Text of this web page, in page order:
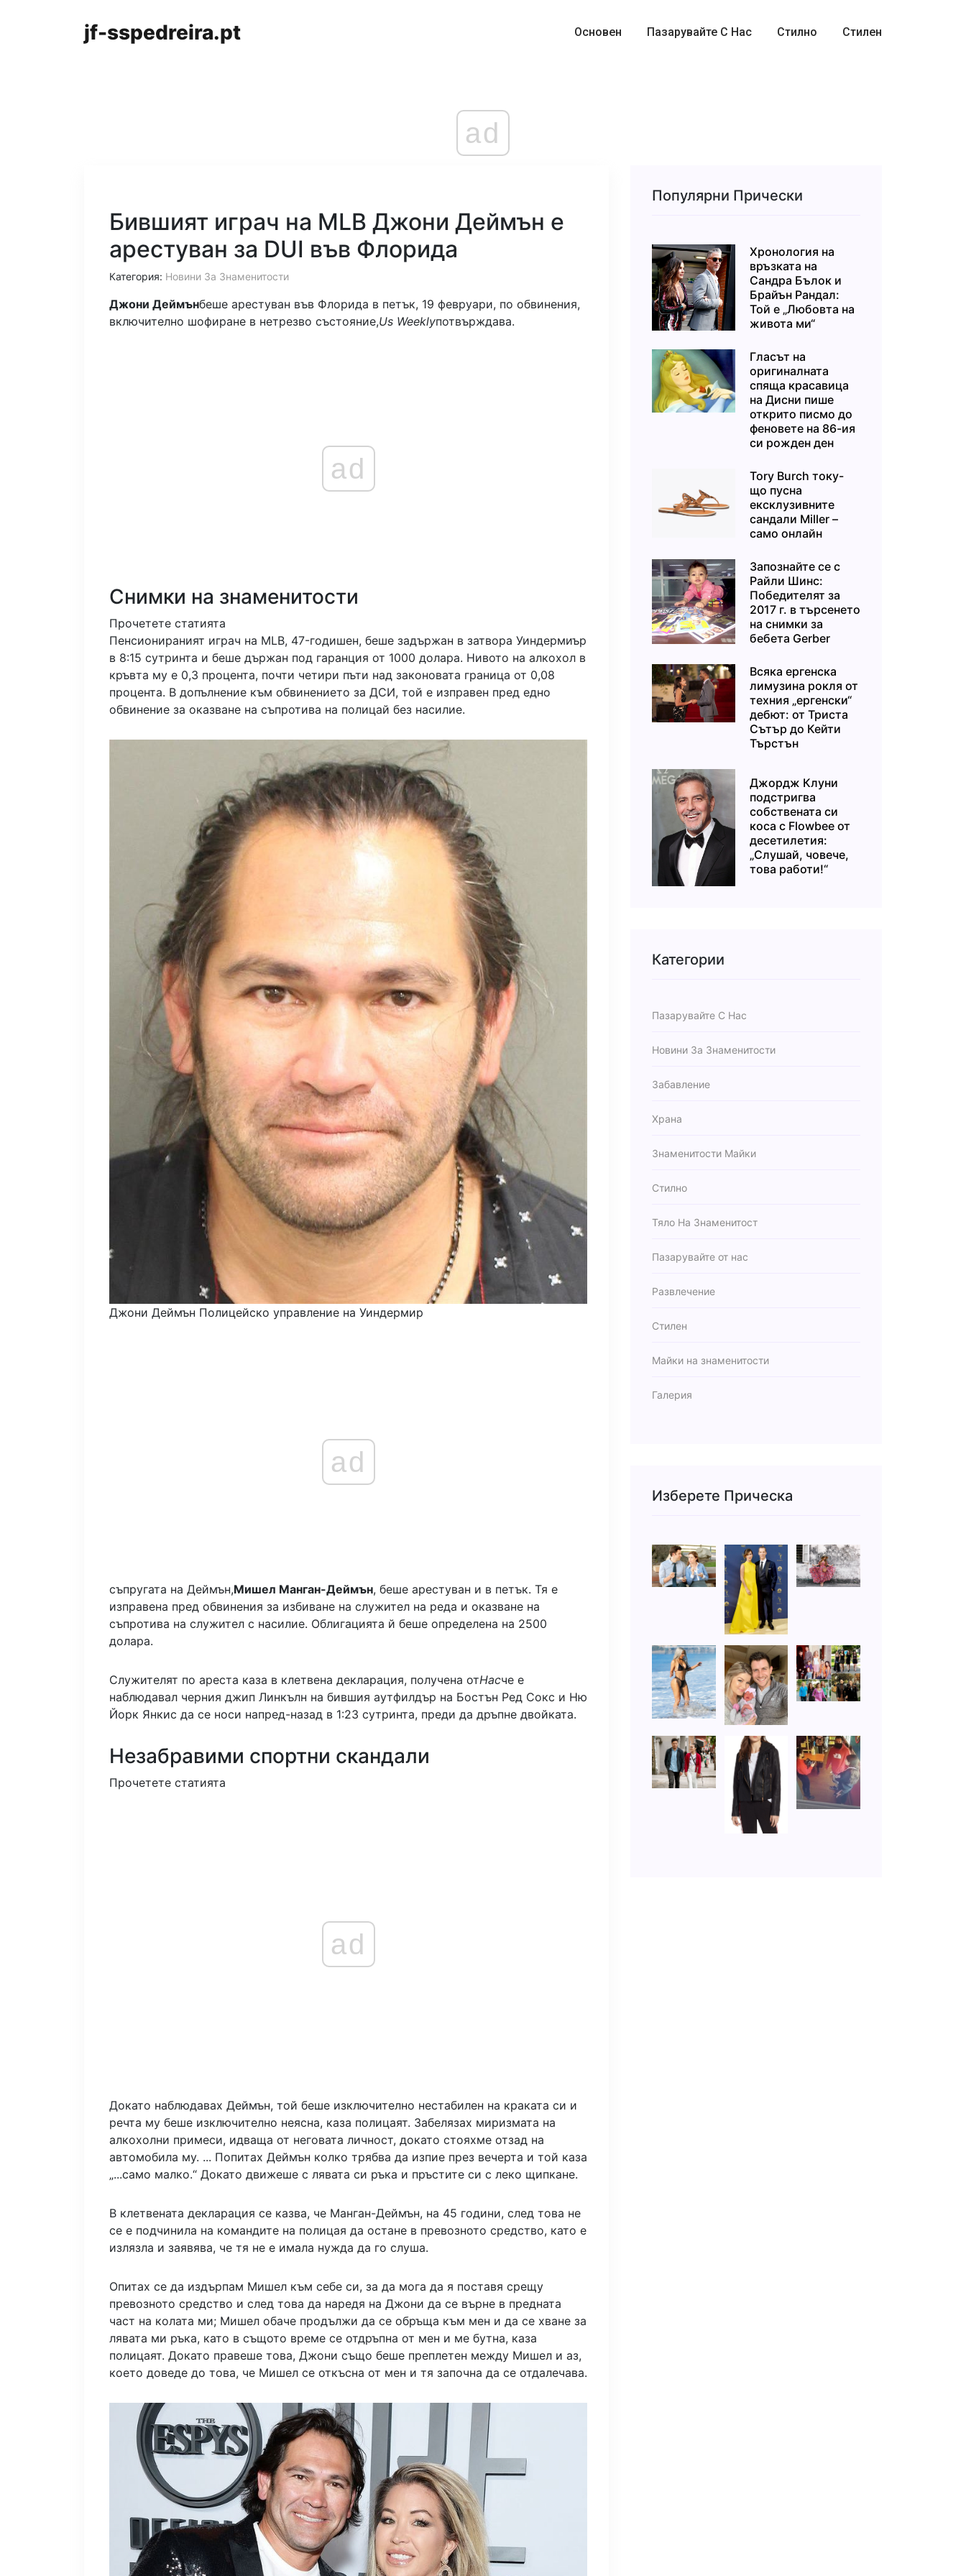
jf-sspedreira.pt Основен Пазарувайте С Нас Стилно Стилен
ad
Бившият играч на MLB Джони Деймън е
арестуван за DUI във Флорида
Категория: Новини За Знаменитости
Джони Деймънбеше арестуван във Флорида в петък, 19 февруари, по обвинения,
включително шофиране в нетрезво състояние,Us Weeklyпотвърждава.
ad
Снимки на знаменитости
Прочетете статията
Пенсионираният играч на MLB, 47-годишен, беше задържан в затвора Уиндермиър
в 8:15 сутринта и беше държан под гаранция от 1000 долара. Нивото на алкохол в
кръвта му е 0,3 процента, почти четири пъти над законовата граница от 0,08
процента. В допълнение към обвинението за ДСИ, той е изправен пред едно
обвинение за оказване на съпротива на полицай без насилие.
Джони Деймън Полицейско управление на Уиндермир
ad
съпругата на Деймън,Мишел Манган-Деймън, беше арестуван и в петък. Тя е
изправена пред обвинения за избиване на служител на реда и оказване на
съпротива на служител с насилие. Облигацията й беше определена на 2500
долара.
Служителят по ареста каза в клетвена декларация, получена отНасче е
наблюдавал черния джип Линкълн на бившия аутфилдър на Бостън Ред Сокс и Ню
Йорк Янкис да се носи напред-назад в 1:23 сутринта, преди да дръпне двойката.
Незабравими спортни скандали
Прочетете статията
ad
Докато наблюдавах Деймън, той беше изключително нестабилен на краката си и
речта му беше изключително неясна, каза полицаят. Забелязах миризмата на
алкохолни примеси, идваща от неговата личност, докато стояхме отзад на
автомобила му. ... Попитах Деймън колко трябва да изпие през вечерта и той каза
„...само малко.“ Докато движеше с лявата си ръка и пръстите си с леко щипкане.
В клетвената декларация се казва, че Манган-Деймън, на 45 години, след това не
се е подчинила на командите на полицая да остане в превозното средство, като е
излязла и заявява, че тя не е имала нужда да го слуша.
Опитах се да издърпам Мишел към себе си, за да мога да я поставя срещу
превозното средство и след това да наредя на Джони да се върне в предната
част на колата ми; Мишел обаче продължи да се обръща към мен и да се хване за
лявата ми ръка, като в същото време се отдръпна от мен и ме бутна, каза
полицаят. Докато правеше това, Джони също беше преплетен между Мишел и аз,
което доведе до това, че Мишел се откъсна от мен и тя започна да се отдалечава.
Популярни Прически
Хронология на
връзката на
Сандра Бълок и
Брайън Рандал:
Той е „Любовта на
живота ми“
Гласът на
оригиналната
спяща красавица
на Дисни пише
открито писмо до
феновете на 86-ия
си рожден ден
Tory Burch току-
що пусна
ексклузивните
сандали Miller –
само онлайн
Запознайте се с
Райли Шинс:
Победителят за
2017 г. в търсенето
на снимки за
бебета Gerber
Всяка ергенска
лимузина рокля от
техния „ергенски“
дебют: от Триста
Сътър до Кейти
Търстън
Джордж Клуни
подстригва
собствената си
коса с Flowbee от
десетилетия:
„Слушай, човече,
това работи!“
Категории
Пазарувайте С Нас
Новини За Знаменитости
Забавление
Храна
Знаменитости Майки
Стилно
Тяло На Знаменитост
Пазарувайте от нас
Развлечение
Стилен
Майки на знаменитости
Галерия
Изберете Прическа